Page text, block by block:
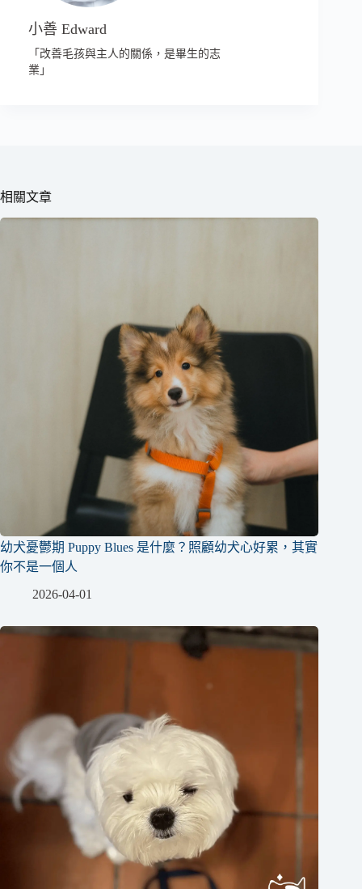
小善 Edward
「改善毛孩與主人的關係，是畢生的志
業」
相關文章
幼犬憂鬱期 Puppy Blues 是什麼？照顧幼犬心好累，其實
你不是一個人
2026-04-01